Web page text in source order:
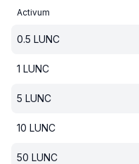
Activum
0.5 LUNC
1 LUNC
5 LUNC
10 LUNC
50 LUNC